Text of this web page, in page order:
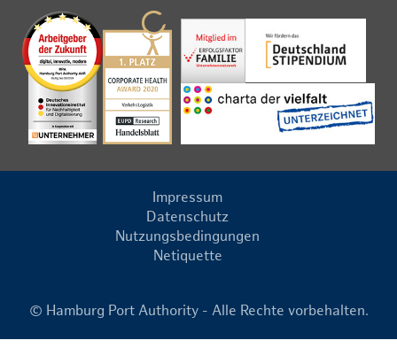
Impressum
Datenschutz
Nutzungsbedingungen
Netiquette
© Hamburg Port Authority - Alle Rechte vorbehalten.